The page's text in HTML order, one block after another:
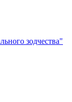
зодчества"